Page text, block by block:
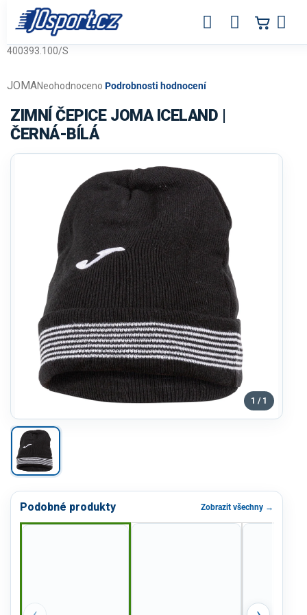
obsah
400393.100/S
Průměrné
produktu
je
0,0
Neohodnoceno Podrobnosti hodnocení
JOMA
ZIMNÍ ČEPICE JOMA ICELAND |
ČERNÁ-BÍLÁ
1 / 1
Podobné produkty Zobrazit všechny →